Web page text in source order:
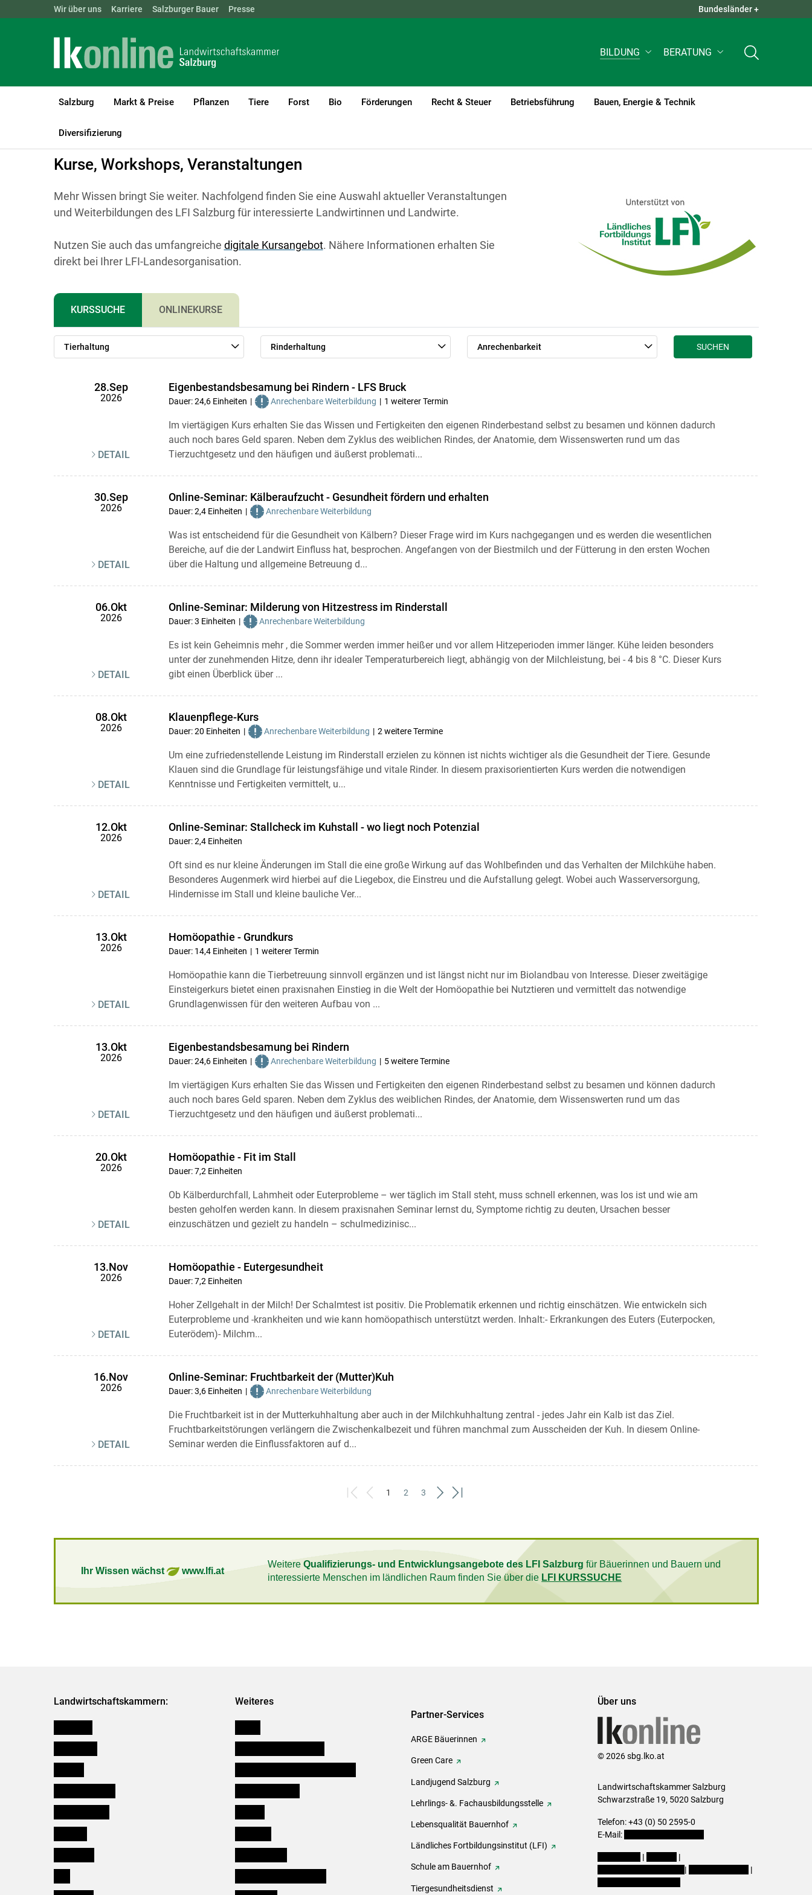
Skip to main content
Landwirtschaftskammern: ÖSTERREICH BGLD KTN QUICK LINKS +
Wir über uns Karriere Salzburger Bauer Presse Bundesländer +
BILDUNG BERATUNG
Salzburg Markt & Preise Pflanzen Tiere Forst Bio Förderungen Recht & Steuer Betriebsführung Bauen, Energie & Technik
Diversifizierung
LK Salzburg Bildung
Kurse, Workshops, Veranstaltungen
Mehr Wissen bringt Sie weiter. Nachfolgend finden Sie eine Auswahl aktueller Veranstaltungen
und Weiterbildungen des LFI Salzburg für interessierte Landwirtinnen und Landwirte.
Nutzen Sie auch das umfangreiche digitale Kursangebot. Nähere Informationen erhalten Sie
direkt bei Ihrer LFI-Landesorganisation.
KURSSUCHE ONLINEKURSE
Tierhaltung Rinderhaltung Anrechenbarkeit SUCHEN
28.Sep
2026
DETAIL
Eigenbestandsbesamung bei Rindern - LFS Bruck
Dauer: 24,6 Einheiten Anrechenbare Weiterbildung 1 weiterer Termin
Im viertägigen Kurs erhalten Sie das Wissen und Fertigkeiten den eigenen Rinderbestand selbst zu besamen und können dadurch
auch noch bares Geld sparen. Neben dem Zyklus des weiblichen Rindes, der Anatomie, dem Wissenswerten rund um das
Tierzuchtgesetz und den häufigen und äußerst problemati...
30.Sep
2026
DETAIL
Online-Seminar: Kälberaufzucht - Gesundheit fördern und erhalten
Dauer: 2,4 Einheiten Anrechenbare Weiterbildung
Was ist entscheidend für die Gesundheit von Kälbern? Dieser Frage wird im Kurs nachgegangen und es werden die wesentlichen
Bereiche, auf die der Landwirt Einfluss hat, besprochen. Angefangen von der Biestmilch und der Fütterung in den ersten Wochen
über die Haltung und allgemeine Betreuung d...
06.Okt
2026
DETAIL
Online-Seminar: Milderung von Hitzestress im Rinderstall
Dauer: 3 Einheiten Anrechenbare Weiterbildung
Es ist kein Geheimnis mehr , die Sommer werden immer heißer und vor allem Hitzeperioden immer länger. Kühe leiden besonders
unter der zunehmenden Hitze, denn ihr idealer Temperaturbereich liegt, abhängig von der Milchleistung, bei - 4 bis 8 °C. Dieser Kurs
gibt einen Überblick über ...
08.Okt
2026
DETAIL
Klauenpflege-Kurs
Dauer: 20 Einheiten Anrechenbare Weiterbildung 2 weitere Termine
Um eine zufriedenstellende Leistung im Rinderstall erzielen zu können ist nichts wichtiger als die Gesundheit der Tiere. Gesunde
Klauen sind die Grundlage für leistungsfähige und vitale Rinder. In diesem praxisorientierten Kurs werden die notwendigen
Kenntnisse und Fertigkeiten vermittelt, u...
12.Okt
2026
DETAIL
Online-Seminar: Stallcheck im Kuhstall - wo liegt noch Potenzial
Dauer: 2,4 Einheiten
Oft sind es nur kleine Änderungen im Stall die eine große Wirkung auf das Wohlbefinden und das Verhalten der Milchkühe haben.
Besonderes Augenmerk wird hierbei auf die Liegebox, die Einstreu und die Aufstallung gelegt. Wobei auch Wasserversorgung,
Hindernisse im Stall und kleine bauliche Ver...
13.Okt
2026
DETAIL
Homöopathie - Grundkurs
Dauer: 14,4 Einheiten 1 weiterer Termin
Homöopathie kann die Tierbetreuung sinnvoll ergänzen und ist längst nicht nur im Biolandbau von Interesse. Dieser zweitägige
Einsteigerkurs bietet einen praxisnahen Einstieg in die Welt der Homöopathie bei Nutztieren und vermittelt das notwendige
Grundlagenwissen für den weiteren Aufbau von ...
13.Okt
2026
DETAIL
Eigenbestandsbesamung bei Rindern
Dauer: 24,6 Einheiten Anrechenbare Weiterbildung 5 weitere Termine
Im viertägigen Kurs erhalten Sie das Wissen und Fertigkeiten den eigenen Rinderbestand selbst zu besamen und können dadurch
auch noch bares Geld sparen. Neben dem Zyklus des weiblichen Rindes, der Anatomie, dem Wissenswerten rund um das
Tierzuchtgesetz und den häufigen und äußerst problemati...
20.Okt
2026
DETAIL
Homöopathie - Fit im Stall
Dauer: 7,2 Einheiten
Ob Kälberdurchfall, Lahmheit oder Euterprobleme – wer täglich im Stall steht, muss schnell erkennen, was los ist und wie am
besten geholfen werden kann. In diesem praxisnahen Seminar lernst du, Symptome richtig zu deuten, Ursachen besser
einzuschätzen und gezielt zu handeln – schulmedizinisc...
13.Nov
2026
DETAIL
Homöopathie - Eutergesundheit
Dauer: 7,2 Einheiten
Hoher Zellgehalt in der Milch! Der Schalmtest ist positiv. Die Problematik erkennen und richtig einschätzen. Wie entwickeln sich
Euterprobleme und -krankheiten und wie kann homöopathisch unterstützt werden. Inhalt:- Erkrankungen des Euters (Euterpocken,
Euterödem)- Milchm...
16.Nov
2026
DETAIL
Online-Seminar: Fruchtbarkeit der (Mutter)Kuh
Dauer: 3,6 Einheiten Anrechenbare Weiterbildung
Die Fruchtbarkeit ist in der Mutterkuhhaltung aber auch in der Milchkuhhaltung zentral - jedes Jahr ein Kalb ist das Ziel.
Fruchtbarkeitstörungen verlängern die Zwischenkalbezeit und führen manchmal zum Ausscheiden der Kuh. In diesem Online-
Seminar werden die Einflussfaktoren auf d...
First Previous
1 2 3
Next Last
Ihr Wissen wächst www.lfi.at
WeitereQualifizierungs- und Entwicklungsangebote des LFI Salzburg für Bäuerinnen und Bauern und
interessierte Menschen im ländlichen Raum finden Sie über die LFI KURSSUCHE
Landwirtschaftskammern: Weiteres
Partner-Services
ARGE Bäuerinnen
Green Care
Landjugend Salzburg
Lehrlings- &. Fachausbildungsstelle
Lebensqualität Bauernhof
Ländliches Fortbildungsinstitut (LFI)
Schule am Bauernhof
Tiergesundheitsdienst
Über uns
© 2026 sbg.lko.at
Landwirtschaftskammer Salzburg
Schwarzstraße 19, 5020 Salzburg
Telefon: +43 (0) 50 2595-0
E-Mail:
|
|
|
|